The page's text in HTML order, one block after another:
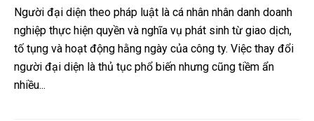
Người đại diện theo pháp luật là cá nhân nhân danh doanh
nghiệp thực hiện quyền và nghĩa vụ phát sinh từ giao dịch,
tố tụng và hoạt động hằng ngày của công ty. Việc thay đổi
người đại diện là thủ tục phổ biến nhưng cũng tiềm ẩn
nhiều...